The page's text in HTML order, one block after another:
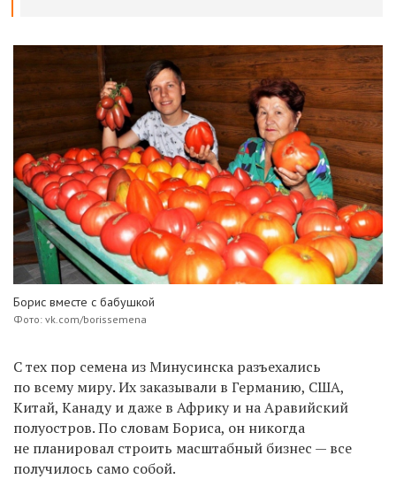
Борис вместе с бабушкой
Фото: vk.com/borissemena
С тех пор семена из Минусинска разъехались
по всему миру. Их заказывали в Германию, США,
Китай, Канаду и даже в Африку и на Аравийский
полуостров. По словам Бориса, он никогда
не планировал строить масштабный бизнес — все
получилось само собой.